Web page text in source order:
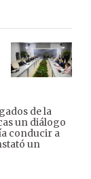
de la
un diálogo
conducir a
un